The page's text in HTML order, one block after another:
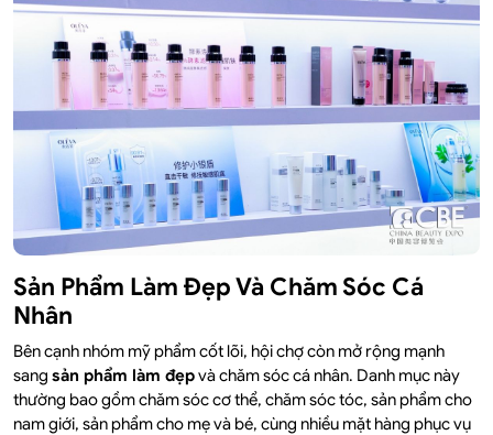
Sản Phẩm Làm Đẹp Và Chăm Sóc Cá
Nhân
Bên cạnh nhóm mỹ phẩm cốt lõi, hội chợ còn mở rộng mạnh
sang sản phẩm làm đẹpvà chăm sóc cá nhân. Danh mục này
thường bao gồm chăm sóc cơ thể, chăm sóc tóc, sản phẩm cho
nam giới, sản phẩm cho mẹ và bé, cùng nhiều mặt hàng phục vụ